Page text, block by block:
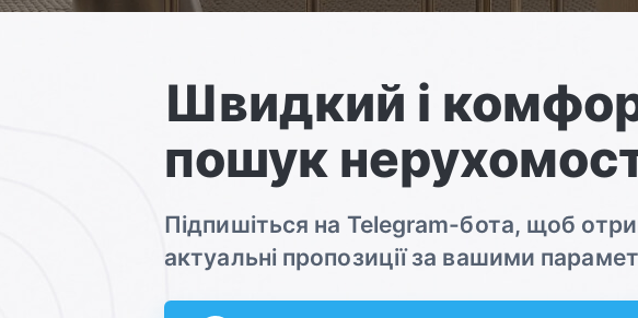
Швидкий і
пошук
Підпишіться на Telegram-бота, щоб
актуальні пропозиції за вашими